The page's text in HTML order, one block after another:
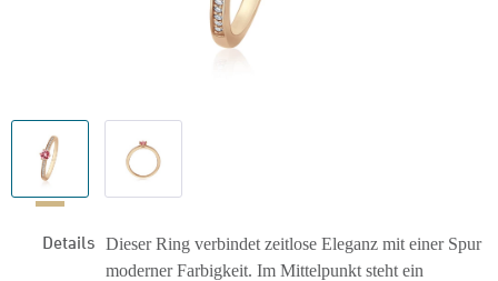
Details Dieser Ring verbindet zeitlose Eleganz mit einer Spur
moderner Farbigkeit. Im Mittelpunkt steht ein